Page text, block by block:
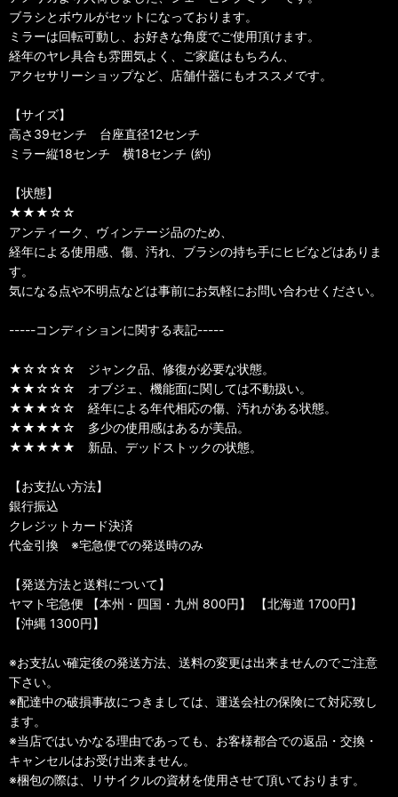
ブラシとボウルがセットになっております。
ミラーは回転可動し、お好きな角度でご使用頂けます。
経年のヤレ具合も雰囲気よく、ご家庭はもちろん、
アクセサリーショップなど、店舗什器にもオススメです。
【サイズ】
高さ39センチ 台座直径12センチ
ミラー縦18センチ 横18センチ (約)
【状態】
★★★☆☆
アンティーク、ヴィンテージ品のため、
経年による使用感、傷、汚れ、ブラシの持ち手にヒビなどはありま
す。
気になる点や不明点などは事前にお気軽にお問い合わせください。
-----コンディションに関する表記-----
★☆☆☆☆ ジャンク品、修復が必要な状態。
★★☆☆☆ オブジェ、機能面に関しては不動扱い。
★★★☆☆ 経年による年代相応の傷、汚れがある状態。
★★★★☆ 多少の使用感はあるが美品。
★★★★★ 新品、デッドストックの状態。
【お支払い方法】
銀行振込
クレジットカード決済
代金引換 ※宅急便での発送時のみ
【発送方法と送料について】
ヤマト宅急便 【本州・四国・九州 800円】 【北海道 1700円】
【沖縄 1300円】
※お支払い確定後の発送方法、送料の変更は出来ませんのでご注意
下さい。
※配達中の破損事故につきましては、運送会社の保険にて対応致し
ます。
※当店ではいかなる理由であっても、お客様都合での返品・交換・
キャンセルはお受け出来ません。
※梱包の際は、リサイクルの資材を使用させて頂いております。